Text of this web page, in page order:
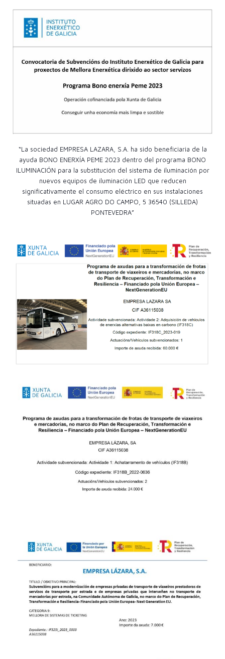
“La sociedad EMPRESA LAZARA, S.A. ha sido beneficiaria de la
ayuda BONO ENERXÍA PEME 2023 dentro del programa BONO
ILUMINACIÓN para la substitución del sistema de iluminación por
nuevos equipos de iluminación LED que reducen
significativamente el consumo eléctrico en sus instalaciones
situadas en LUGAR AGRO DO CAMPO, 5 36540 (SILLEDA)
PONTEVEDRA”